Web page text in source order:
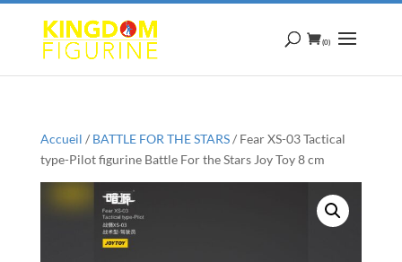
(0)
Accueil / BATTLE FOR THE STARS/ Fear XS-03 Tactical
type-Pilot figurine Battle For the Stars Joy Toy 8 cm